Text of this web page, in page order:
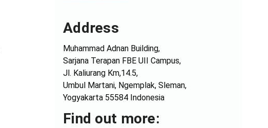
Address
Muhammad Adnan Building,
Sarjana Terapan FBE UII Campus,
Jl. Kaliurang Km,14.5,
Umbul Martani, Ngemplak, Sleman,
Yogyakarta 55584 Indonesia
Find out more: